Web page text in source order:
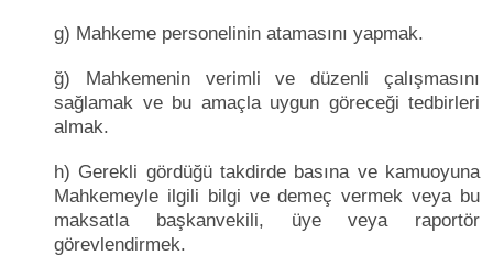
g) Mahkeme personelinin atamasını yapmak.
ğ) Mahkemenin verimli ve düzenli çalışmasını
sağlamak ve bu amaçla uygun göreceği tedbirleri
almak.
h) Gerekli gördüğü takdirde basına ve kamuoyuna
Mahkemeyle ilgili bilgi ve demeç vermek veya bu
maksatla başkanvekili, üye veya raportör
görevlendirmek.